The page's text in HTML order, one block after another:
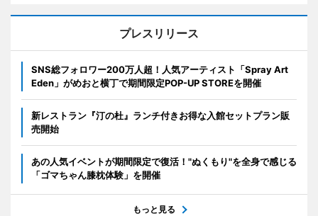
プレスリリース
SNS総フォロワー200万人超！人気アーティスト「Spray Art
Eden」がめおと横丁で期間限定POP-UP STOREを開催
新レストラン『汀の杜』ランチ付きお得な入館セットプラン販
売開始
あの人気イベントが期間限定で復活！"ぬくもり"を全身で感じる
「ゴマちゃん膝枕体験」を開催
もっと見る